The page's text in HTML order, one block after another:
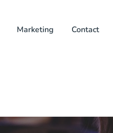
Marketing Contact